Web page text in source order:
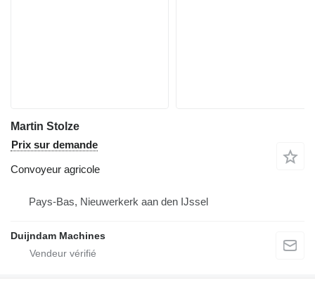
Martin Stolze
Prix sur demande
Convoyeur agricole
Pays-Bas, Nieuwerkerk aan den IJssel
Duijndam Machines